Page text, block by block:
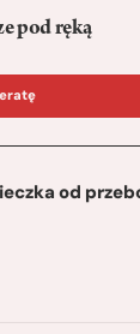
pod ręką
od